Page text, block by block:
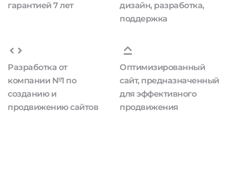
гарантией 7 лет
дизайн, разработка,
поддержка
Разработка от
компании №1 по
созданию и
продвижению сайтов
Оптимизированный
сайт, предназначенный
для эффективного
продвижения